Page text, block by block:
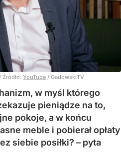
Źródło: YouTube / GadowskiTV
w myśl którego
pieniądze na to,
pokoje, a w końcu
meble i pobierał opłaty
siebie posiłki? – pyta